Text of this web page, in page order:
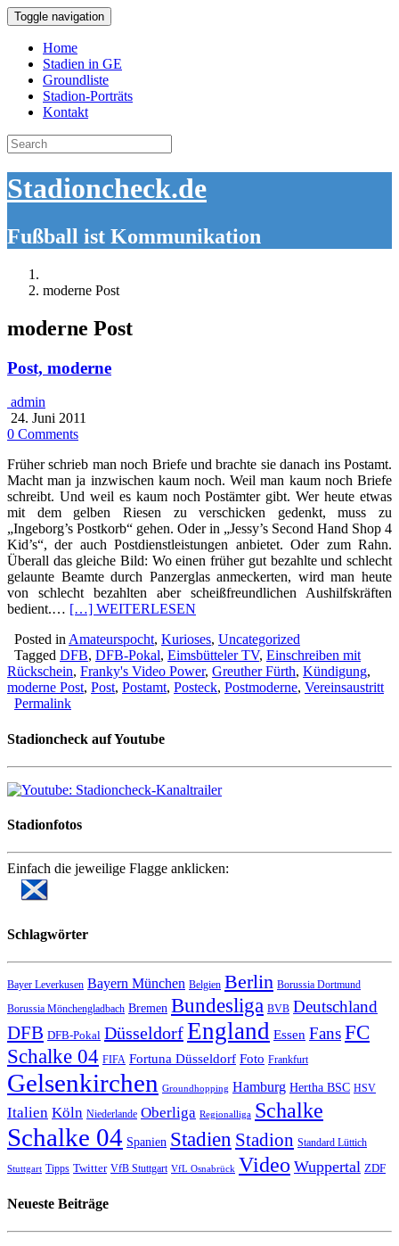
Toggle navigation
Home
Stadien in GE
Groundliste
Stadion-Porträts
Kontakt
Search
for:
Stadioncheck.de
Fußball ist Kommunikation
moderne Post
moderne Post
Post, moderne
admin
24. Juni 2011
0 Comments
Früher schrieb man noch Briefe und brachte sie danach ins Postamt.
Macht man ja inzwischen kaum noch. Weil man kaum noch Briefe
schreibt. Und weil es kaum noch Postämter gibt. Wer heute etwas
mit dem gelben Riesen zu verschicken gedenkt, muss zu
„Ingeborg’s Postkorb“ gehen. Oder in „Jessy’s Second Hand Shop 4
Kid’s“, der auch Postdienstleistungen anbietet. Oder zum Rahn.
Überall das gleiche Bild: Wo einen früher gut bezahlte und schlecht
gelaunte Beamte durch Panzerglas anmeckerten, wird man heute
von schlecht bezahlten aber scheißfreundlichen Aushilfskräften
bedient.… […] WEITERLESEN
Posted in Amateurspocht, Kurioses, Uncategorized
Tagged DFB, DFB-Pokal, Eimsbütteler TV, Einschreiben mit
Rückschein, Franky's Video Power, Greuther Fürth, Kündigung,
moderne Post, Post, Postamt, Posteck, Postmoderne, Vereinsaustritt
Permalink
Stadioncheck auf Youtube
Stadionfotos
Einfach die jeweilige Flagge anklicken:
Schlagwörter
Bayer Leverkusen Bayern München Belgien Berlin Borussia Dortmund
Borussia Mönchengladbach Bremen Bundesliga BVB Deutschland
DFB DFB-Pokal DüsseldorfEngland Essen FansFC
Schalke 04 FIFA Fortuna Düsseldorf Foto Frankfurt
Gelsenkirchen Groundhopping Hamburg Hertha BSC HSV
Italien Köln Niederlande Oberliga Regionalliga Schalke
Schalke 04 Spanien Stadien Stadion Standard Lüttich
Stuttgart Tipps Twitter VfB Stuttgart VfL Osnabrück Video Wuppertal ZDF
Neueste Beiträge